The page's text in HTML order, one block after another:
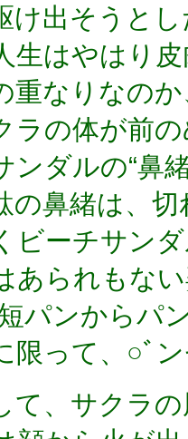
け出そうと
生はやはり
重なりなの
ラの体が前
ンダルの“鼻
の鼻緒は、
ビーチサン
あられもな
パンからパ
限って、○ﾞ
て、サクラ